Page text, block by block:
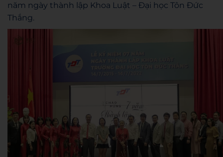
năm ngày thành lập Khoa Luật – Đại học Tôn Đức
Thắng.